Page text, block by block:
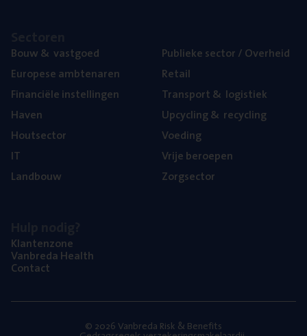
Bouw& vastgoed
Euro­pe­se ambtenaren
Finan­ci­ë­le instellingen
Haven
Hout­sec­tor
IT
Land­bouw
Publie­ke sec­tor / Overheid
Retail
Trans­port& logistiek
Upcy­cling& recycling
Voe­ding
Vrije beroe­pen
Zorg­sec­tor
Klan­ten­zo­ne
Van­b­re­da Health
Con­tact
© 2026 Vanbreda Risk & Benefits